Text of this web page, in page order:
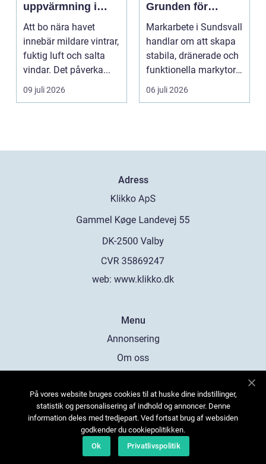
uppvärmning i
kustklimat
Att bo nära havet
innebär mildare vintrar,
fuktig luft och salta
vindar. Det påverka...
09 juli 2026
Grunden för
hållbara hus,
vägar och tomter
Markarbete i Sundsvall
handlar om att skapa
stabila, dränerade och
funktionella markytor
som kl...
06 juli 2026
Adress
web: www.klikko.dk
Menu
Annonsering
Om oss
Kontakta oss
Sitemap
På vores website bruges cookies til at huske dine indstillinger,
statistik og personalisering af indhold og annoncer. Denne
information deles med tredjepart. Ved fortsat brug af websiden
godkender du cookiepolitikken.
Ok
Privatlivspolitik